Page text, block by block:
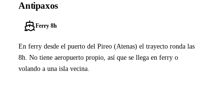
Antipaxos
Ferry 8h
En ferry desde el puerto del Pireo (Atenas) el trayecto ronda las
8h. No tiene aeropuerto propio, así que se llega en ferry o
volando a una isla vecina.